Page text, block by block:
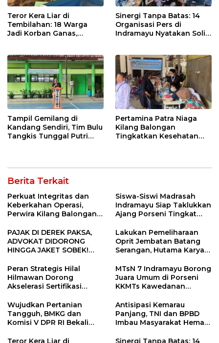
Teror Kera Liar di
Tembilahan: 18 Warga
Jadi Korban Ganas,
Sinergi Tanpa Batas: 14
Organisasi Pers di
Indramayu Nyatakan Solid
Tampil Gemilang di
Kandang Sendiri, Tim Bulu
Tangkis Tunggal Putri
Pertamina Patra Niaga
Kilang Balongan
Tingkatkan Kesehatan
Perawatan Gigi
Berita Terkait
Perkuat Integritas dan
Keberkahan Operasi,
Perwira Kilang Balongan
Siswa-Siswi Madrasah
Indramayu Siap Taklukkan
Ajang Porseni Tingkat
PAJAK DI DEREK PAKSA,
ADVOKAT DIDORONG
HINGGA JAKET SOBEK!
Ngamuk Kepung Polresta
Pekanbaru!
Lakukan Pemeliharaan
Oprit Jembatan Batang
Serangan, Hutama Karya
55 Tol Binjai–Langsa
Peran Strategis Hilal
Hilmawan Dorong
Akselerasi Sertifikasi
Entaskan Kemiskinan di
Indramayu
MTsN 7 Indramayu Borong
Juara Umum di Porseni
KKMTs Kawedanan
Wujudkan Pertanian
Tangguh, BMKG dan
Komisi V DPR RI Bekali
Sekolah Lapang Iklim
Antisipasi Kemarau
Panjang, TNI dan BPBD
Imbau Masyarakat Hemat
Kebakaran
Teror Kera Liar di Sinergi Tanpa Batas: 14